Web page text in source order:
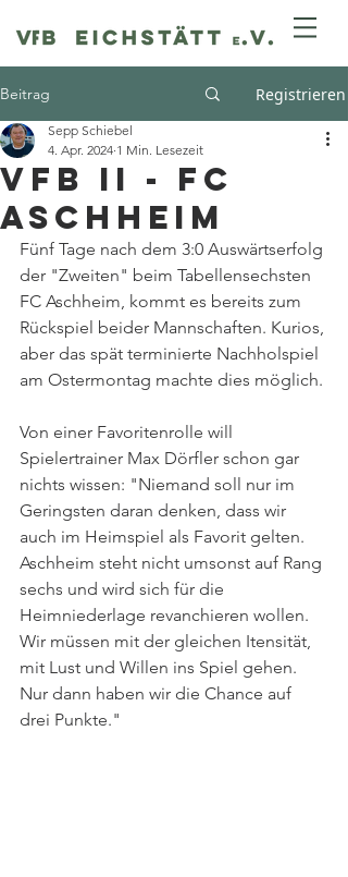
Beitrag Registrieren
VfB II - FC
Aschheim
Sepp Schiebel
4. Apr. 2024 1 Min. Lesezeit
Fünf Tage nach dem 3:0 Auswärtserfolg
der "Zweiten" beim Tabellensechsten
FC Aschheim, kommt es bereits zum
Rückspiel beider Mannschaften. Kurios,
aber das spät terminierte Nachholspiel
am Ostermontag machte dies möglich.
Von einer Favoritenrolle will
Spielertrainer Max Dörfler schon gar
nichts wissen: "Niemand soll nur im
Geringsten daran denken, dass wir
auch im Heimspiel als Favorit gelten.
Aschheim steht nicht umsonst auf Rang
sechs und wird sich für die
Heimniederlage revanchieren wollen.
Wir müssen mit der gleichen Itensität,
mit Lust und Willen ins Spiel gehen.
Nur dann haben wir die Chance auf
drei Punkte."